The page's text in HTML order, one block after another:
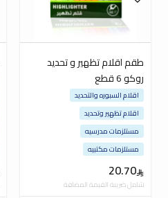
طقم اقلام تظهير و تحديد
روكو 6 قطع
20.70
اقلام السبوره والتحديد
اقلام تظهير وتحديد
مستلزمات مدرسيه
مستلزمات مكتبيه
شامل ضريبة القيمة المضافة